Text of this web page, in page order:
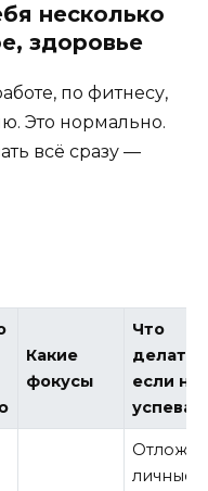
несколько
здоровье
по фитнесу,
Это нормально.
всё сразу —
Какие
фокусы
Что
делать,
если не
Отложи
личные